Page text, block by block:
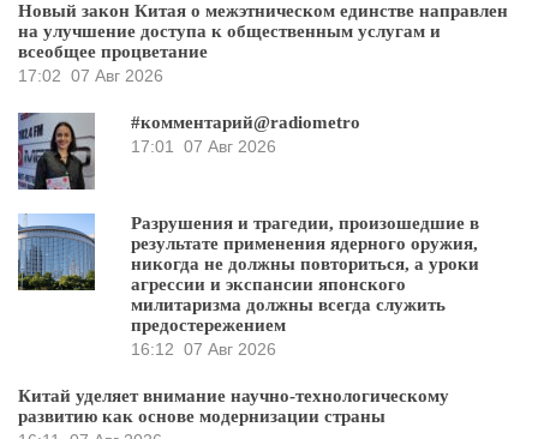
Новый закон Китая о межэтническом единстве направлен
на улучшение доступа к общественным услугам и
всеобщее процветание
17:02 07 Авг 2026
#комментарий@radiometro
17:01 07 Авг 2026
Разрушения и трагедии, произошедшие в
результате применения ядерного оружия,
никогда не должны повториться, а уроки
агрессии и экспансии японского
милитаризма должны всегда служить
предостережением
16:12 07 Авг 2026
Китай уделяет внимание научно-технологическому
развитию как основе модернизации страны